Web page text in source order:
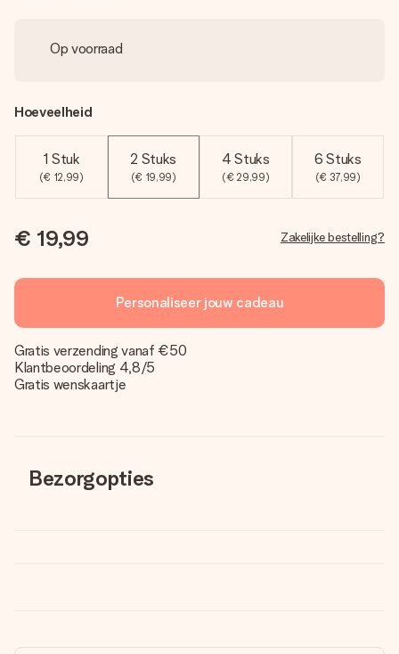
Op voorraad
Hoeveelheid
1 Stuk
(€ 12,99)
2 Stuks
(€ 19,99)
4 Stuks
(€ 29,99)
6 Stuks
(€ 37,99)
€ 19,99 Zakelijke bestelling?
Personaliseer jouw cadeau
Gratis verzending vanaf €50
Klantbeoordeling 4,8/5
Gratis wenskaartje
Bezorgopties